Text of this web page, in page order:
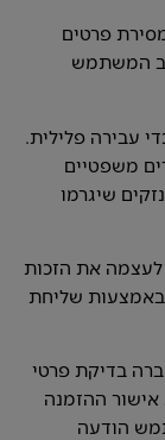
פרטים
המשתמש
עבירה פלילית.
משפטיים
שיגרמו
לעצמה את הזכות
שליחת
בדיקת פרטי
ההזמנה
הודעה